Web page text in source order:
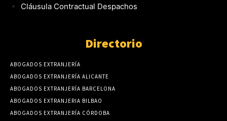
Cláusula Contractual Despachos
Directorio
ABOGADOS EXTRANJERÍA
ABOGADOS EXTRANJERÍA ALICANTE
ABOGADOS EXTRANJERÍA BARCELONA
ABOGADOS EXTRANJERIA BILBAO
ABOGADOS EXTRANJERÍA CÓRDOBA